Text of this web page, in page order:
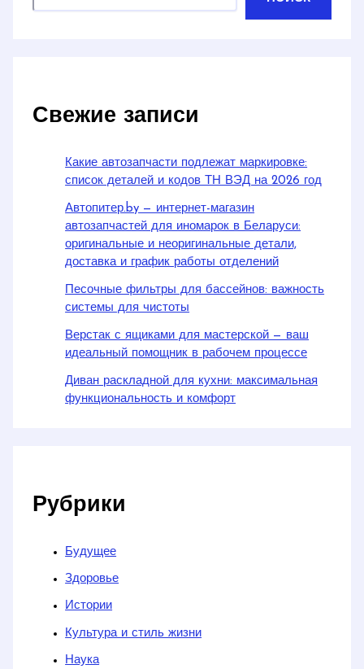
Свежие записи
Какие автозапчасти подлежат маркировке:
список деталей и кодов ТН ВЭД на 2026 год
Автопитер.by — интернет-магазин
автозапчастей для иномарок в Беларуси:
оригинальные и неоригинальные детали,
доставка и график работы отделений
Песочные фильтры для бассейнов: важность
системы для чистоты
Верстак с ящиками для мастерской — ваш
идеальный помощник в рабочем процессе
Диван раскладной для кухни: максимальная
функциональность и комфорт
Рубрики
Будущее
Здоровье
Истории
Культура и стиль жизни
Наука